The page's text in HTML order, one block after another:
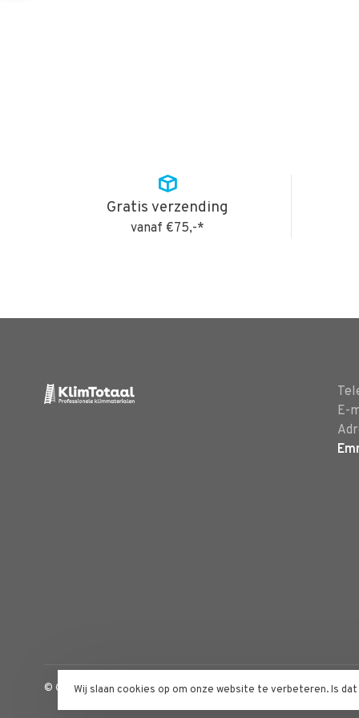
Gratis verzending
vanaf €75,-*
E-
© Copyright 2026 Klimtotaal.nl- Powered byLightspeed- Theme
Wij slaan cookies op om onze website te verbeteren. Is